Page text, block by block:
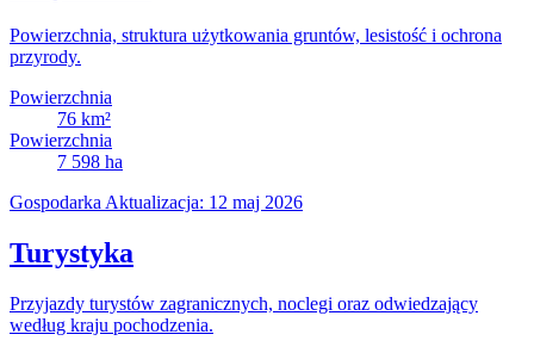
Powierzchnia, struktura użytkowania gruntów, lesistość i ochrona
przyrody.
Powierzchnia
76 km²
Powierzchnia
7 598 ha
Gospodarka Aktualizacja: 12 maj 2026
Turystyka
Przyjazdy turystów zagranicznych, noclegi oraz odwiedzający
według kraju pochodzenia.